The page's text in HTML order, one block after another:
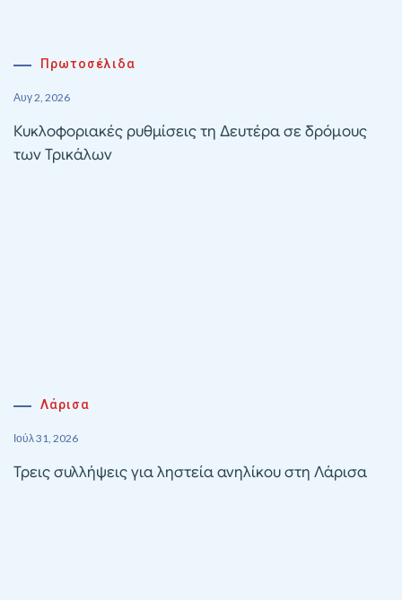
Πρωτοσέλιδα
Αυγ 2, 2026
Κυκλοφοριακές ρυθμίσεις τη Δευτέρα σε δρόμους
των Τρικάλων
Λάρισα
Ιούλ 31, 2026
Τρεις συλλήψεις για ληστεία ανηλίκου στη Λάρισα